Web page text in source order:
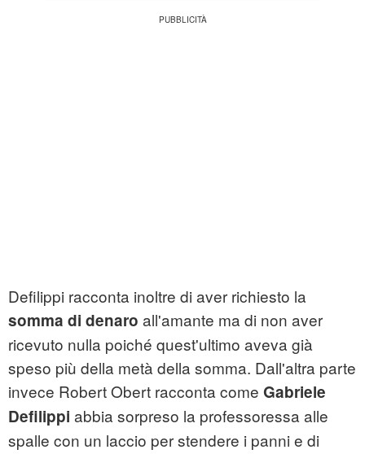
Defilippi racconta inoltre di aver richiesto la
somma di denaro all'amante ma di non aver
ricevuto nulla poiché quest'ultimo aveva già
speso più della metà della somma. Dall'altra parte
invece Robert Obert racconta come Gabriele
Defilippi abbia sorpreso la professoressa alle
spalle con un laccio per stendere i panni e di